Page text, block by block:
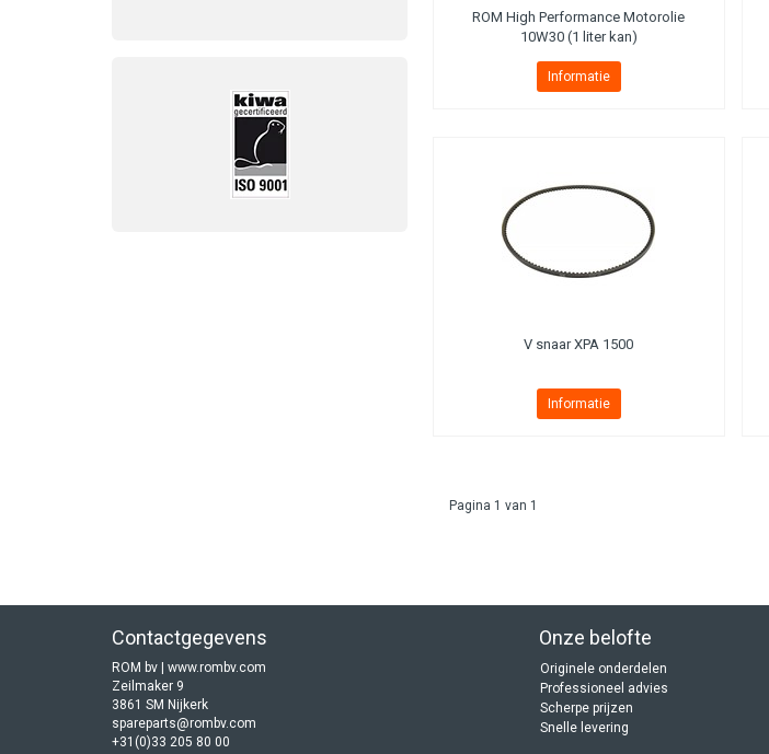
ROM High Performance Motorolie
10W30 (1 liter kan)
Informatie
V snaar XPA 1500
Informatie
Pagina 1 van 1
Contactgegevens
ROM bv | www.rombv.com
Zeilmaker 9
3861 SM Nijkerk
spareparts@rombv.com
+31(0)33 205 80 00
Onze belofte
Originele onderdelen
Professioneel advies
Scherpe prijzen
Snelle levering